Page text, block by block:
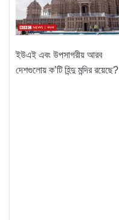
ইউএই এবং উপসাগরীয় আরব
দেশগুলোয় ক’টি হিন্দু মন্দির রয়েছে?